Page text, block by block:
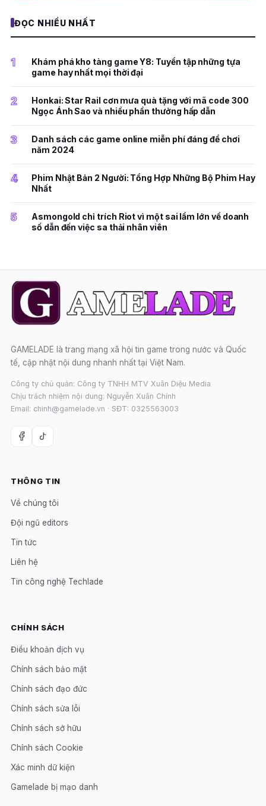
ĐỌC NHIỀU NHẤT
1
Khám phá kho tàng game Y8: Tuyển tập những tựa
game hay nhất mọi thời đại
2
Honkai: Star Rail cơn mưa quà tặng với mã code 300
Ngọc Ánh Sao và nhiều phần thưởng hấp dẫn
3
Danh sách các game online miễn phí đáng để chơi
năm 2024
4
Phim Nhật Bản 2 Người: Tổng Hợp Những Bộ Phim Hay
Nhất
5
Asmongold chỉ trích Riot vì một sai lầm lớn về doanh
số dẫn đến việc sa thải nhân viên
GAMELADE là trang mạng xã hội tin game trong nước và Quốc
tế, cập nhật nội dung nhanh nhất tại Việt Nam.
Công ty chủ quản: Công ty TNHH MTV Xuân Diệu Media
Chịu trách nhiệm nội dung: Nguyễn Xuân Chính
Email: chinh@gamelade.vn · SĐT: 0325563003
THÔNG TIN
Về chúng tôi
Đội ngũ editors
Tin tức
Liên hệ
Tin công nghệ Techlade
CHÍNH SÁCH
Điều khoản dịch vụ
Chính sách bảo mật
Chính sách đạo đức
Chính sách sửa lỗi
Chính sách sở hữu
Chính sách Cookie
Xác minh dữ kiện
Gamelade bị mạo danh